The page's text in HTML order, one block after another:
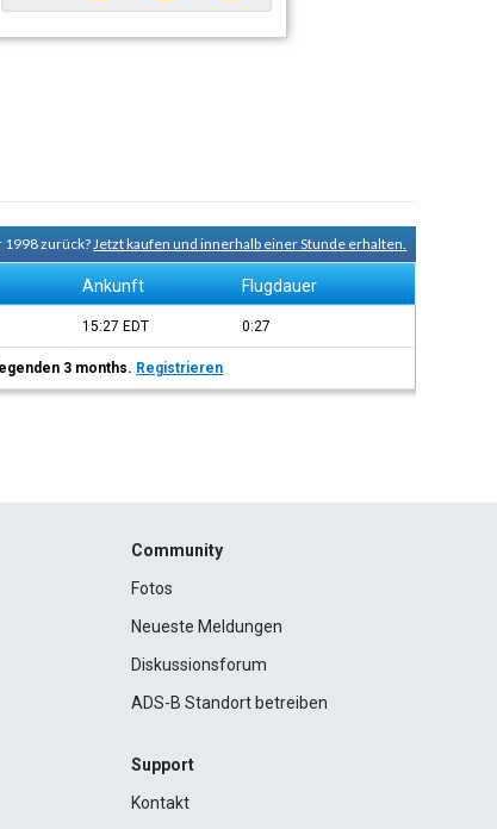
1998 zurück?Jetzt kaufen und innerhalb einer Stunde erhalten.
Ankunft Flugdauer
15:27 EDT 0:27
3 months. Registrieren
Community
Fotos
Neueste Meldungen
Diskussionsforum
ADS-B Standort betreiben
Support
Kontakt